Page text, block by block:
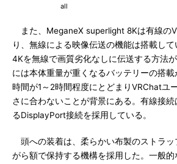
all
また、MeganeX superlight 8Kは有線の
り、無線による映像伝送の機能は搭載し
4Kを無線で画質劣化なしに伝送する方法
には本体重量が重くなるバッテリーの搭
時間が1～2時間程度にとどまりVRChatユ
さに合わないことが背景にある。有線接
るDisplayPort接続を採用している。
頭への装着は、柔らかい布製のストラッ
がら額で保持する機構を採用した。一般的